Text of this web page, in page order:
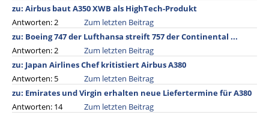
zu: Airbus baut A350 XWB als HighTech-Produkt
Antworten: 2
Zum letzten Beitrag
zu: Boeing 747 der Lufthansa streift 757 der Continental ...
Antworten: 2
Zum letzten Beitrag
zu: Japan Airlines Chef kritistiert Airbus A380
Antworten: 5
Zum letzten Beitrag
zu: Emirates und Virgin erhalten neue Liefertermine für A380
Antworten: 14
Zum letzten Beitrag